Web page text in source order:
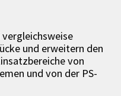
und erweitern den
von
und von der PS-